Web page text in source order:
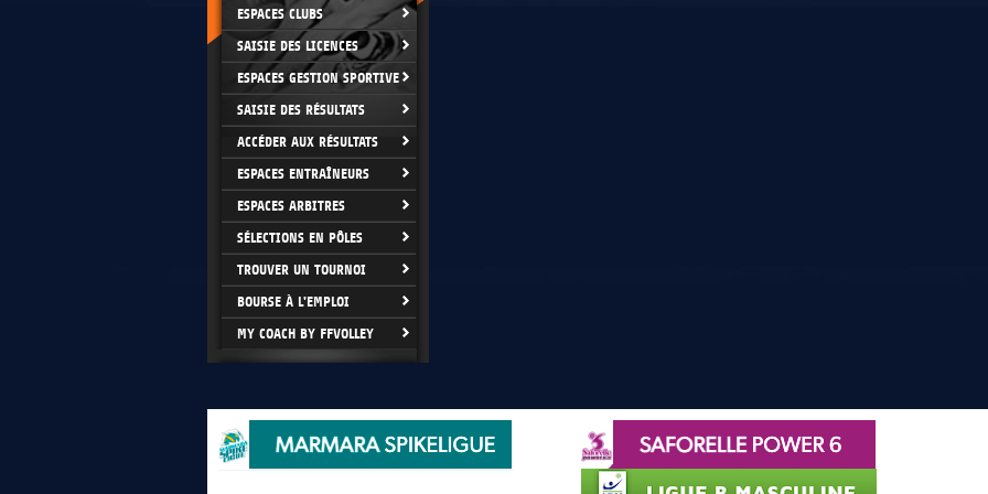
ESPACES CLUBS
SAISIE DES LICENCES
ESPACES GESTION SPORTIVE
SAISIE DES RÉSULTATS
ACCÉDER AUX RÉSULTATS
ESPACES ENTRAÎNEURS
ESPACES ARBITRES
SÉLECTIONS EN PÔLES
TROUVER UN TOURNOI
BOURSE À L'EMPLOI
MY COACH BY FFVOLLEY